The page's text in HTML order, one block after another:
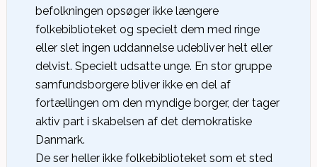
befolkningen opsøger ikke længere
folkebiblioteket og specielt dem med ringe
eller slet ingen uddannelse udebliver helt eller
delvist. Specielt udsatte unge. En stor gruppe
samfundsborgere bliver ikke en del af
fortællingen om den myndige borger, der tager
aktiv part i skabelsen af det demokratiske
Danmark.
De ser heller ikke folkebiblioteket som et sted